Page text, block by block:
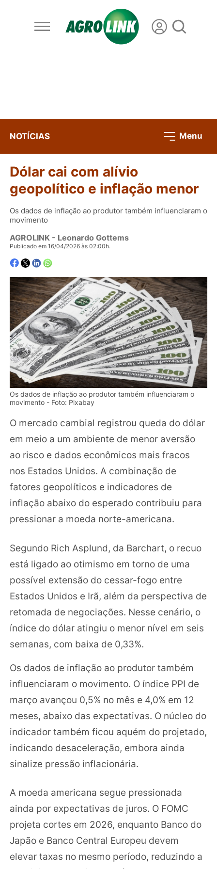
NOTÍCIAS Menu
Dólar cai com alívio
geopolítico e inflação menor
Os dados de inflação ao produtor também influenciaram o
movimento
AGROLINK - Leonardo Gottems
Publicado em 16/04/2026 às 02:00h.
Os dados de inflação ao produtor também influenciaram o
movimento - Foto: Pixabay
O mercado cambial registrou queda do dólar
em meio a um ambiente de menor aversão
ao risco e dados econômicos mais fracos
nos Estados Unidos. A combinação de
fatores geopolíticos e indicadores de
inflação abaixo do esperado contribuiu para
pressionar a moeda norte-americana.
Segundo Rich Asplund, da Barchart, o recuo
está ligado ao otimismo em torno de uma
possível extensão do cessar-fogo entre
Estados Unidos e Irã, além da perspectiva de
retomada de negociações. Nesse cenário, o
índice do dólar atingiu o menor nível em seis
semanas, com baixa de 0,33%.
Os dados de inflação ao produtor também
influenciaram o movimento. O índice PPI de
março avançou 0,5% no mês e 4,0% em 12
meses, abaixo das expectativas. O núcleo do
indicador também ficou aquém do projetado,
indicando desaceleração, embora ainda
sinalize pressão inflacionária.
A moeda americana segue pressionada
ainda por expectativas de juros. O FOMC
projeta cortes em 2026, enquanto Banco do
Japão e Banco Central Europeu devem
elevar taxas no mesmo período, reduzindo a